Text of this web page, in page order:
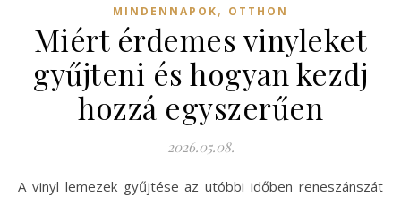
MINDENNAPOK, OTTHON
Miért érdemes vinyleket
gyűjteni és hogyan kezdj
hozzá egyszerűen
2026.05.08.
A vinyl lemezek gyűjtése az utóbbi időben reneszánszát